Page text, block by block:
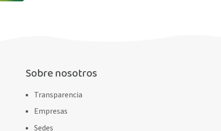
Sobre nosotros
Transparencia
Empresas
Sedes